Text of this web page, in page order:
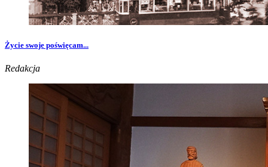
Życie swoje poświęcam...
Redakcja